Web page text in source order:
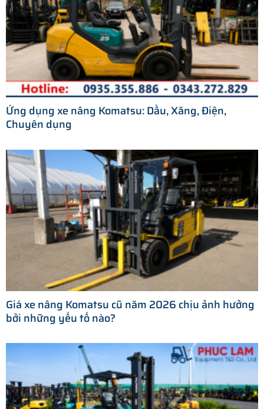
Ứng dụng xe nâng Komatsu: Dầu, Xăng, Điện,
Chuyên dụng
Giá xe nâng Komatsu cũ năm 2026 chịu ảnh hưởng
bởi những yếu tố nào?